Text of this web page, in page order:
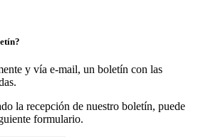
y vía e-mail, un boletín con las
la recepción de nuestro boletín, puede
formulario.